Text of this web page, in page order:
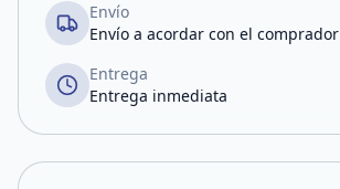
Envío
Envío a acordar con el comprador
Entrega
Entrega inmediata